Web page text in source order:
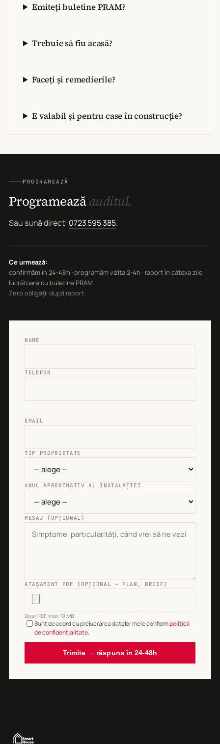
Emiteți buletine PRAM?
Trebuie să fiu acasă?
Faceți și remedierile?
E valabil și pentru case în construcție?
PROGRAMEAZĂ
Programeazăauditul.
Sau sună direct: 0723 595 385.
Ce urmează:
confirmăm în 24-48h · programăm vizita 2-4h · raport în câteva zile
lucrătoare cu buletine PRAM
Zero obligații după raport.
NUME
TELEFON
EMAIL
TIP PROPRIETATE
ANUL APROXIMATIV AL INSTALAȚIEI
MESAJ (OPȚIONAL)
ATAȘAMENT PDF (OPȚIONAL — PLAN, BRIEF)
Doar PDF, max 10 MB.
Sunt de acord cu prelucrarea datelor mele conformpoliticii
de confidențialitate.
Trimite → răspuns în 24-48h